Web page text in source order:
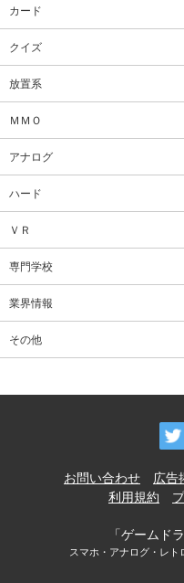
カード
クイズ
放置系
ＭＭＯ
アナログ
ハード
ＶＲ
専門学校
業界情報
その他
お問い合わせ 広告
利用規約
「ゲームド
スマホ・アナログ・レト